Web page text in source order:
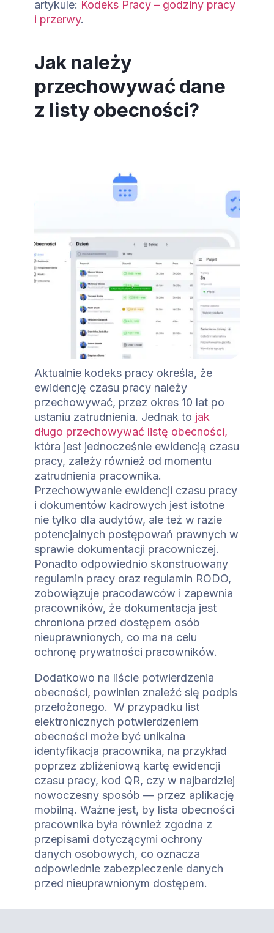
artykule: Kodeks Pracy – godziny pracy
i przerwy.
Jak należy
przechowywać dane
z listy obecności?
Aktualnie kodeks pracy określa, że
ewidencję czasu pracy należy
przechowywać, przez okres 10 lat po
ustaniu zatrudnienia. Jednak to jak
długo przechowywać listę obecności,
która jest jednocześnie ewidencją czasu
pracy, zależy również od momentu
zatrudnienia pracownika.
Przechowywanie ewidencji czasu pracy
i dokumentów kadrowych jest istotne
nie tylko dla audytów, ale też w razie
potencjalnych postępowań prawnych w
sprawie dokumentacji pracowniczej.
Ponadto odpowiednio skonstruowany
regulamin pracy oraz regulamin RODO,
zobowiązuje pracodawców i zapewnia
pracowników, że dokumentacja jest
chroniona przed dostępem osób
nieuprawnionych, co ma na celu
ochronę prywatności pracowników.
Dodatkowo na liście potwierdzenia
obecności, powinien znaleźć się podpis
przełożonego. W przypadku list
elektronicznych potwierdzeniem
obecności może być unikalna
identyfikacja pracownika, na przykład
poprzez zbliżeniową kartę ewidencji
czasu pracy, kod QR, czy w najbardziej
nowoczesny sposób — przez aplikację
mobilną. Ważne jest, by lista obecności
pracownika była również zgodna z
przepisami dotyczącymi ochrony
danych osobowych, co oznacza
odpowiednie zabezpieczenie danych
przed nieuprawnionym dostępem.